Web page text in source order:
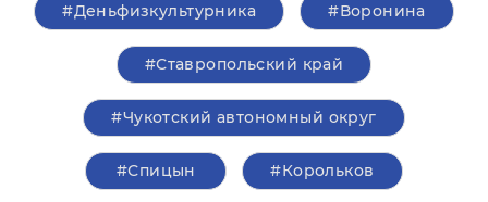
#Деньфизкультурника #Воронина
#Ставропольский край
#Чукотский автономный округ
#Спицын #Корольков